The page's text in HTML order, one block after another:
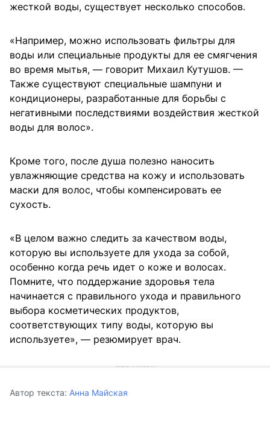
жесткой воды, существует несколько способов.
«Например, можно использовать фильтры для
воды или специальные продукты для ее смягчения
во время мытья, — говорит Михаил Кутушов. —
Также существуют специальные шампуни и
кондиционеры, разработанные для борьбы с
негативными последствиями воздействия жесткой
воды для волос».
Кроме того, после душа полезно наносить
увлажняющие средства на кожу и использовать
маски для волос, чтобы компенсировать ее
сухость.
«В целом важно следить за качеством воды,
которую вы используете для ухода за собой,
особенно когда речь идет о коже и волосах.
Помните, что поддержание здоровья тела
начинается с правильного ухода и правильного
выбора косметических продуктов,
соответствующих типу воды, которую вы
используете», — резюмирует врач.
Автор текста: Анна Майская